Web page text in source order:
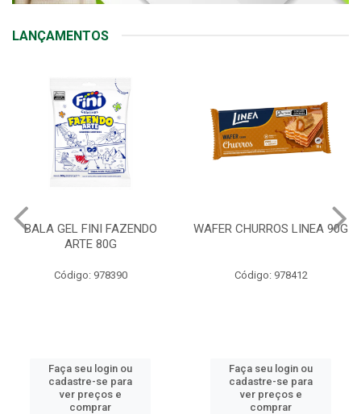
LANÇAMENTOS
BALA GEL FINI FAZENDO
ARTE 80G
Código: 978390
Faça seu login ou
cadastre-se para
ver preços e
comprar
WAFER CHURROS LINEA 90G
Código: 978412
Faça seu login ou
cadastre-se para
ver preços e
comprar